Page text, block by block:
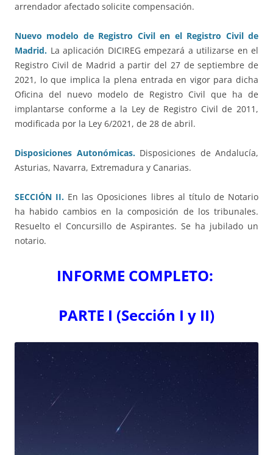
arrendador afectado solicite compensación.
Nuevo modelo de Registro Civil en el Registro Civil de
Madrid. La aplicación DICIREG empezará a utilizarse en el
Registro Civil de Madrid a partir del 27 de septiembre de
2021, lo que implica la plena entrada en vigor para dicha
Oficina del nuevo modelo de Registro Civil que ha de
implantarse conforme a la Ley de Registro Civil de 2011,
modificada por la Ley 6/2021, de 28 de abril.
Disposiciones Autonómicas.Disposiciones de Andalucía,
Asturias, Navarra, Extremadura y Canarias.
SECCIÓN II. En las Oposiciones libres al título de Notario
ha habido cambios en la composición de los tribunales.
Resuelto el Concursillo de Aspirantes. Se ha jubilado un
notario.
INFORME COMPLETO:
PARTE I (Sección I y II)